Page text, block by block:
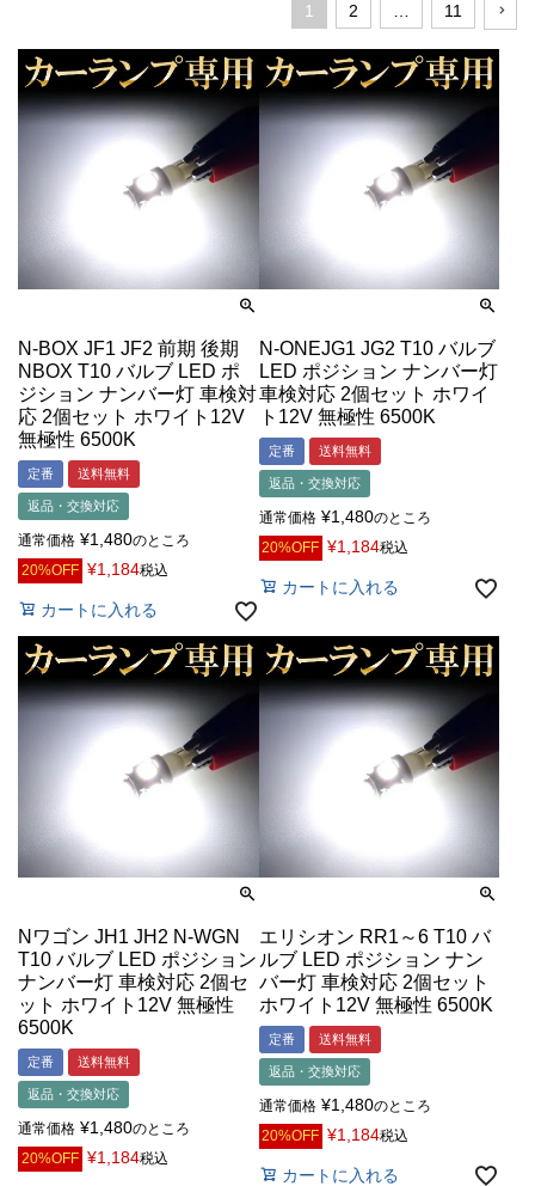
1 2 … 11
N-BOX JF1 JF2 前期 後期
NBOX T10 バルブ LED ポ
ジション ナンバー灯 車検対
応 2個セット ホワイト12V
無極性 6500K
定番 送料無料
返品・交換対応
通常価格 ¥1,480のところ
20%OFF ¥1,184税込
カートに入れる
N-ONEJG1 JG2 T10 バルブ
LED ポジション ナンバー灯
車検対応 2個セット ホワイ
ト12V 無極性 6500K
定番 送料無料
返品・交換対応
通常価格 ¥1,480のところ
20%OFF ¥1,184税込
カートに入れる
Nワゴン JH1 JH2 N-WGN
T10 バルブ LED ポジション
ナンバー灯 車検対応 2個セ
ット ホワイト12V 無極性
6500K
定番 送料無料
返品・交換対応
通常価格 ¥1,480のところ
20%OFF ¥1,184税込
エリシオン RR1～6 T10 バ
ルブ LED ポジション ナン
バー灯 車検対応 2個セット
ホワイト12V 無極性 6500K
定番 送料無料
返品・交換対応
通常価格 ¥1,480のところ
20%OFF ¥1,184税込
カートに入れる